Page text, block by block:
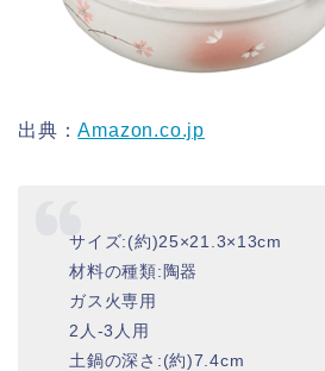
出典：Amazon.co.jp
サイズ:(約)25×21.3×13cm
材料の種類:陶器
ガス火専用
2人-3人用
土鍋の深さ:(約)7.4cm